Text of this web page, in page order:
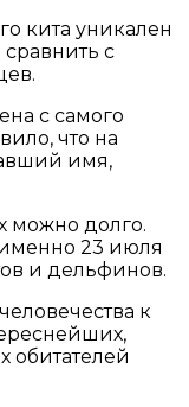
кита уникален
с
с самого
что на
имя,
можно долго.
23 июля
и дельфинов.
к
обитателей